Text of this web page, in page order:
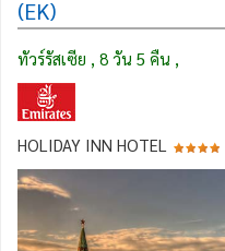
(EK)
ทัวร์รัสเซีย , 8 วัน 5 คืน ,
HOLIDAY INN HOTEL